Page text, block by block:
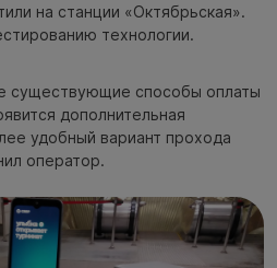
на станции «Октябрьская».
технологии.
существующие способы оплаты
дополнительная
удобный вариант прохода
оператор.